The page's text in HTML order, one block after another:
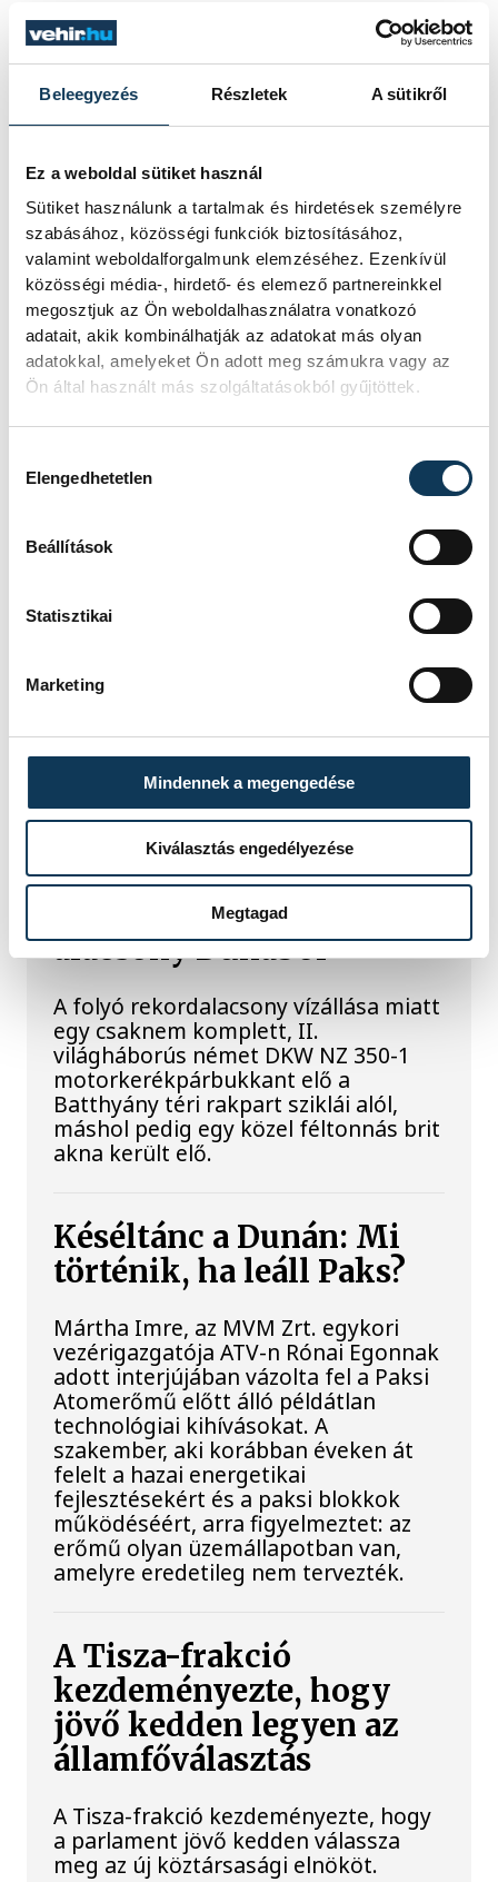
Beleegyezés Részletek A sütikről
Ez a weboldal sütiket használ
Sütiket használunk a tartalmak és hirdetések személyre
szabásához, közösségi funkciók biztosításához,
valamint weboldalforgalmunk elemzéséhez. Ezenkívül
közösségi média-, hirdető- és elemező partnereinkkel
megosztjuk az Ön weboldalhasználatra vonatkozó
adatait, akik kombinálhatják az adatokat más olyan
adatokkal, amelyeket Ön adott meg számukra vagy az
Ön által használt más szolgáltatásokból gyűjtöttek.
Elengedhetetlen
Beállítások
Statisztikai
Marketing
Mindennek a megengedése
Kiválasztás engedélyezése
Megtagad
A kóstolásoknál már csak a
beszélgetések lesznek
fontosabbak a közelgő Vehír
Borszalonon
Miről érdemes beszélgetni egy kellemes
borozás közben? Valójában bármiről,
hiszen pont az a lényege az ilyen kulturált
összejöveteleknek, hogy oldott
hangulatban bármiről, bárkivel lehessen
eszmét cserélni. A közelgő Vehír Borszalon
apropójából viszont adunk egy javaslatot,
kikkel lehet majd találkozni május 30-án a
Dubniczay-palota kertjében.
KÖZÉLET
Sorra kerülnek elő
világháborús leletek az
alacsony Dunából
A folyó rekordalacsony vízállása miatt
egy csaknem komplett, II.
világháborús német DKW NZ 350-1
motorkerékpárbukkant elő a
Batthyány téri rakpart sziklái alól,
máshol pedig egy közel féltonnás brit
akna került elő.
Késéltánc a Dunán: Mi
történik, ha leáll Paks?
Mártha Imre, az MVM Zrt. egykori
vezérigazgatója ATV-n Rónai Egonnak
adott interjújában vázolta fel a Paksi
Atomerőmű előtt álló példátlan
technológiai kihívásokat. A
szakember, aki korábban éveken át
felelt a hazai energetikai
fejlesztésekért és a paksi blokkok
működéséért, arra figyelmeztet: az
erőmű olyan üzemállapotban van,
amelyre eredetileg nem tervezték.
A Tisza-frakció
kezdeményezte, hogy
jövő kedden legyen az
államfőválasztás
A Tisza-frakció kezdeményezte, hogy
a parlament jövő kedden válassza
meg az új köztársasági elnököt.